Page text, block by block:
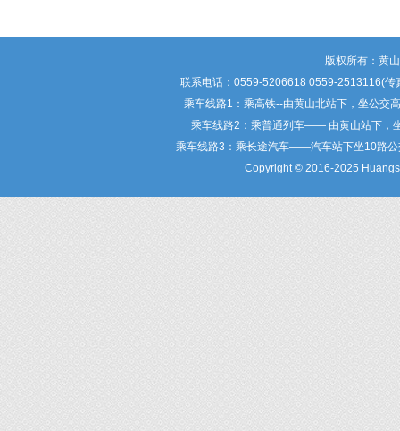
版权所有：
联系电话：0559-5206618 0559-2513116(
乘车线路1：乘高铁--由黄山北站下，坐公交
乘车线路2：乘普通列车—— 由黄山站下，
乘车线路3：乘长途汽车——汽车站下坐10路公
Copyright © 2016-2025